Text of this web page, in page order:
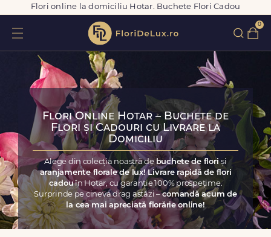
Flori online la domiciliu Hotar. Buchete Flori Cadou
0
Flori Online Hotar – Buchete de
Flori și Cadouri cu Livrare la
Domiciliu
Alege din colecția noastră de buchete de floriși
aranjamente florale de lux! Livrare rapidă de flori
cadouîn Hotar, cu garanție 100% prospețime.
Surprinde pe cineva drag astăzi –comandă acum de
la cea mai apreciată florărie online!